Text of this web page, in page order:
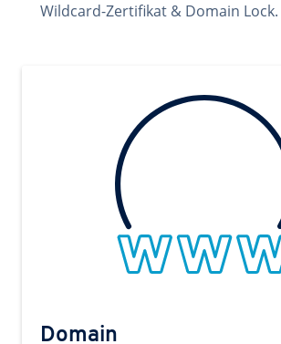
Wildcard-Zertifikat & Domain Lock.
Domain